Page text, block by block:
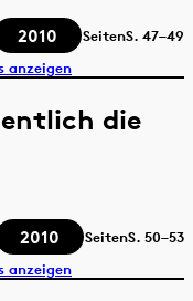
2010 SeitenS. 47–49
anzeigen
die
2010 SeitenS. 50–53
anzeigen